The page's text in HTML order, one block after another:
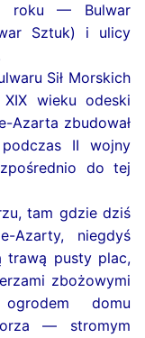
roku — Bulwar
Sztuk) i ulicy
Sił Morskich
wieku odeski
Azarta zbudował
II wojny
do tej
tam gdzie dziś
Azarty, niegdyś
trawą pusty plac,
zbożowymi
domu
— stromym